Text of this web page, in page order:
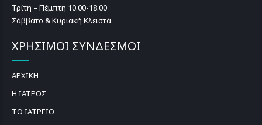
Τρίτη – Πέμπτη 10.00-18.00
Σάββατο & Κυριακή Κλειστά
ΧΡΗΣΙΜΟΙ ΣΥΝΔΕΣΜΟΙ
ΑΡΧΙΚΗ
Η ΙΑΤΡΟΣ
ΤΟ ΙΑΤΡΕΙΟ